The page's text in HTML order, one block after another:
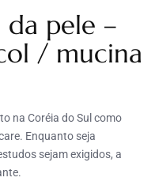
da pele –
/ mucina
na Coréia do Sul como
Enquanto seja
sejam exigidos, a